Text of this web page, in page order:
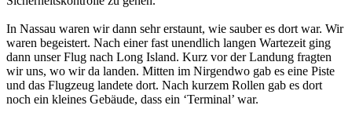
In Nassau waren wir dann sehr erstaunt, wie sauber es dort war. Wir
waren begeistert. Nach einer fast unendlich langen Wartezeit ging
dann unser Flug nach Long Island. Kurz vor der Landung fragten
wir uns, wo wir da landen. Mitten im Nirgendwo gab es eine Piste
und das Flugzeug landete dort. Nach kurzem Rollen gab es dort
noch ein kleines Gebäude, dass ein ‘Terminal’ war.